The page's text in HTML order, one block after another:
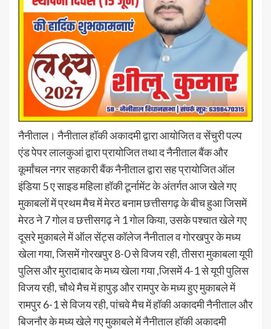
नैनीताल। नैनीताल हॉकी अकादमी द्वारा आयोजित व सेंचुरी पल्प
एंड पेपर लालकुआं द्वारा प्रायोजित तथा द नैनीताल बैंक और
कूर्मांचल नगर सहकारी बैंक नैनीताल द्वारा सह प्रायोजित ऑल
इंडिया 5 ए साइड महिला हॉकी टूर्नामेंट के अंतर्गत आज खेले गए
मुकाबलों में प्रथम मैच में मेरठ बनाम छत्तीसगढ़ के बीच हुआ जिसमें
मेरठ ने 7 गोल व छत्तीसगढ़ ने 1 गोल किया, उसके पश्चात खेले गए
दूसरे मुकाबले में ऑल सेंट्स कॉलेज नैनीताल व गोरखपुर के मध्य
खेला गया, जिसमें गोरखपुर 8-0 से विजय रही, तीसरा मुकाबला यूपी
पुलिस और मुरादाबाद के मध्य खेला गया ,जिसमें 4-1 से यूपी पुलिस
विजय रही, चौथे मैच में हापुड़ और रामपुर के मध्य हुए मुकाबले में
रामपुर 6-1 से विजय रही, पांचवे मैच में हॉकी अकादमी नैनीताल और
बिजनौर के मध्य खेले गए मुकाबले में नैनीताल हॉकी अकादमी